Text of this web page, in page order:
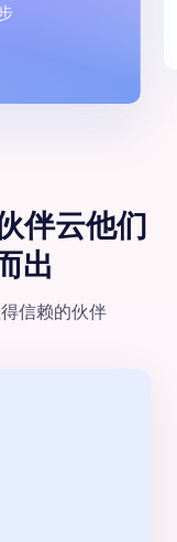
伴云他们
出
信赖的伙伴